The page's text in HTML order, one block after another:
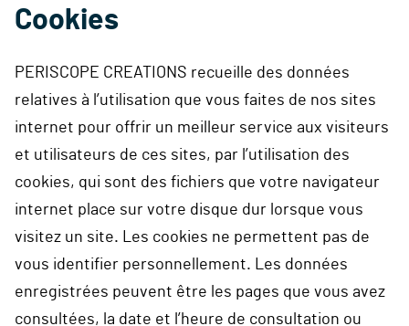
Cookies
PERISCOPE CREATIONS recueille des données
relatives à l’utilisation que vous faites de nos sites
internet pour offrir un meilleur service aux visiteurs
et utilisateurs de ces sites, par l’utilisation des
cookies, qui sont des fichiers que votre navigateur
internet place sur votre disque dur lorsque vous
visitez un site. Les cookies ne permettent pas de
vous identifier personnellement. Les données
enregistrées peuvent être les pages que vous avez
consultées, la date et l’heure de consultation ou